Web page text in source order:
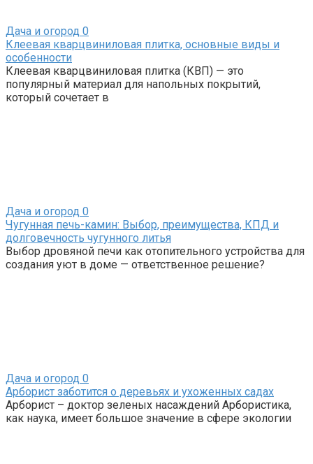
Дача и огород 0
Клеевая кварцвиниловая плитка, основные виды и
особенности
Клеевая кварцвиниловая плитка (КВП) — это
популярный материал для напольных покрытий,
который сочетает в
Дача и огород 0
Чугунная печь-камин: Выбор, преимущества, КПД и
долговечность чугунного литья
Выбор дровяной печи как отопительного устройства для
создания уют в доме — ответственное решение?
Дача и огород 0
Арборист заботится о деревьях и ухоженных садах
Арборист – доктор зеленых насаждений Арбористика,
как наука, имеет большое значение в сфере экологии